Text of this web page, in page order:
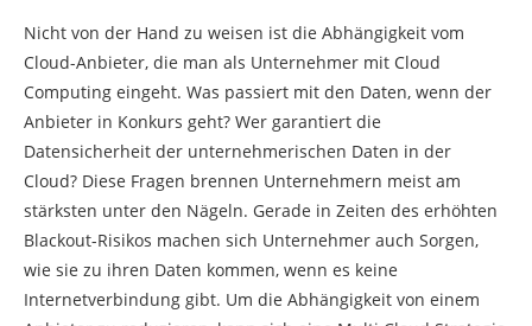
Nicht von der Hand zu weisen ist die Abhängigkeit vom
Cloud-Anbieter, die man als Unternehmer mit Cloud
Computing eingeht. Was passiert mit den Daten, wenn der
Anbieter in Konkurs geht? Wer garantiert die
Datensicherheit der unternehmerischen Daten in der
Cloud? Diese Fragen brennen Unternehmern meist am
stärksten unter den Nägeln. Gerade in Zeiten des erhöhten
Blackout-Risikos machen sich Unternehmer auch Sorgen,
wie sie zu ihren Daten kommen, wenn es keine
Internetverbindung gibt. Um die Abhängigkeit von einem